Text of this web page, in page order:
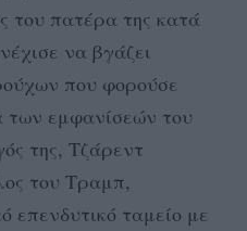
του πατέρα της κατά
να βγάζει
που φορούσε
των εμφανίσεών του
της, Τζάρεντ
του Τραμπ,
επενδυτικό ταμείο με